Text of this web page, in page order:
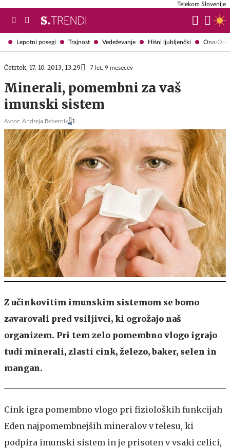
Lepotni posegi Trajnost Vedeževanje Hišni ljubljenčki Ona-
Telekom Slovenije
Četrtek, 17. 10. 2013, 13.29 7 let, 9 mesecev
Minerali, pomembni za vaš
imunski sistem
Avtor: Andreja Rebernik 1
Z učinkovitim imunskim sistemom se bomo
zavarovali pred vsiljivci, ki ogrožajo naš
organizem. Pri tem zelo pomembno vlogo igrajo
tudi minerali, zlasti cink, železo, baker, selen in
mangan.
Cink igra pomembno vlogo pri fizioloških funkcijah
Eden najpomembnejših mineralov v telesu, ki
podpira imunski sistem in je prisoten v vsaki celici,